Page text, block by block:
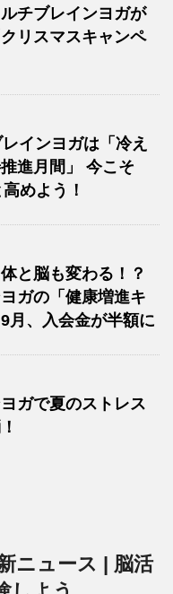
チブレインヨガが
リスマスキャンペ
インヨガは「冷え
進月間」 今こそ
めよう！
と脳も変わる！？
ガの「健康増進キ
月、入会金が半額に
ガで夏のストレス
ニュース | 脳活